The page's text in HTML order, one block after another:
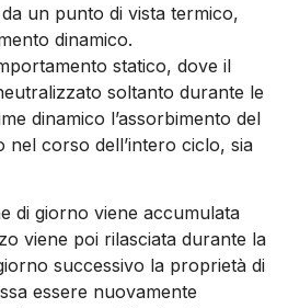
un punto di vista termico,
dinamico.
statico, dove il
soltanto durante le
dinamico l’assorbimento del
nel corso dell’intero ciclo, sia
di giorno viene accumulata
viene poi rilasciata durante la
successivo la proprietà di
essere nuovamente